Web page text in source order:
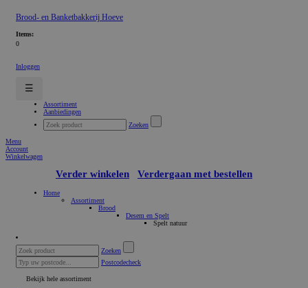
Brood- en Banketbakkerij Hoeve
Items:
0
Inloggen
☰
Assortiment
Aanbiedingen
Zoeken
Menu
Account
Winkelwagen
Verder winkelen Verdergaan met bestellen
Home
Assortiment
Brood
Desem en Spelt
Spelt natuur
Zoeken
Postcodecheck
Bekijk hele assortiment